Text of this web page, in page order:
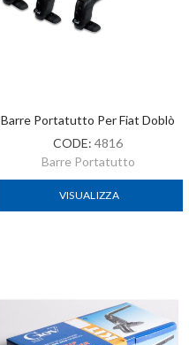
Barre Portatutto Per Fiat Doblò
CODE: 4816
Barre Portatutto
VISUALIZZA